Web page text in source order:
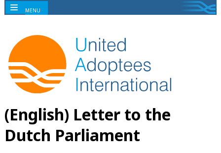
(English) Letter to the
Dutch Parliament
MENU